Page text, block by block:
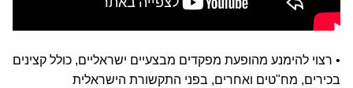
• רצוי להימנע מהופעת מפקדים מבצעיים ישראליים, כולל קצינים
בכירים, מח"טים ואחרים, בפני התקשורת הישראלית